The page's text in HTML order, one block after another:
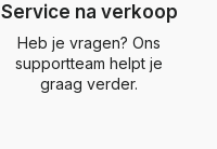
Service na verkoop
Heb je vragen? Ons
supportteam helpt je
graag verder.